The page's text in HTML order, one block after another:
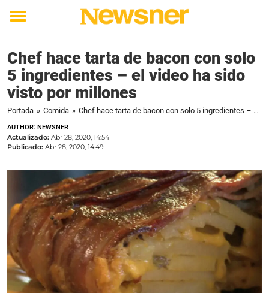
Toggle
Chef hace tarta de bacon con solo
5 ingredientes – el video ha sido
visto por millones
Portada » Comida » Chef hace tarta de bacon con solo 5 ingredientes – el video ha sido visto por millones
AUTHOR: NEWSNER
Actualizado: Abr 28, 2020, 14:54
Publicado: Abr 28, 2020, 14:49